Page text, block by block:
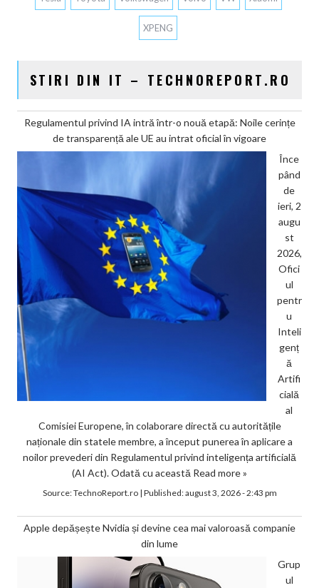
XPENG
STIRI DIN IT – TECHNOREPORT.RO
Regulamentul privind IA intră într-o nouă etapă: Noile cerințe
de transparență ale UE au intrat oficial în vigoare
Înce
pând
de
ieri, 2
augu
st
2026,
Ofici
ul
pentr
u
Inteli
genț
ă
Artifi
cială
al
Comisiei Europene, în colaborare directă cu autoritățile
naționale din statele membre, a început punerea în aplicare a
noilor prevederi din Regulamentul privind inteligența artificială
(AI Act). Odată cu această Read more »
Source:TechnoReport.ro| Published:august 3, 2026 - 2:43 pm
Apple depășește Nvidia și devine cea mai valoroasă companie
din lume
Grup
ul